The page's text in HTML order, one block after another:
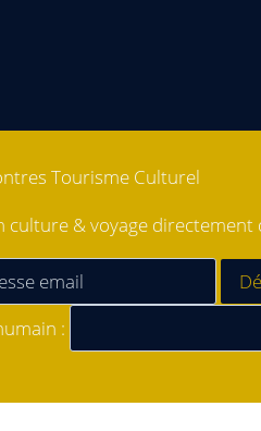
Tourisme Culturel
culture & voyage
: